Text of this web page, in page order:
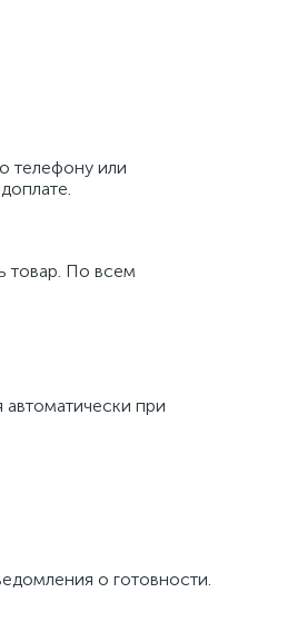
телефону или
товар. По всем
при
о готовности.